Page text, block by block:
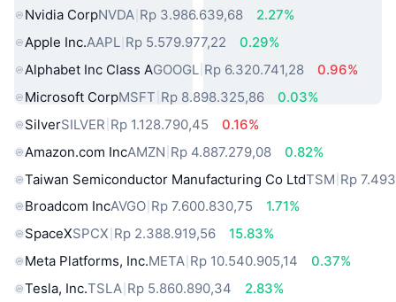
Nvidia CorpNVDA Rp 3.986.639,68
2.27%
Apple Inc.AAPL Rp 5.579.977,22
0.29%
Alphabet Inc Class AGOOGL Rp 6.320.741,28
0.96%
Microsoft CorpMSFT Rp 8.898.325,86
0.03%
SilverSILVER Rp 1.128.790,45
0.16%
Amazon.com IncAMZN Rp 4.887.279,08
0.82%
Taiwan Semiconductor Manufacturing Co LtdTSM Rp
Broadcom IncAVGO Rp 7.600.830,75
1.71%
SpaceXSPCX Rp 2.388.919,56
15.83%
Meta Platforms, Inc.META Rp 10.540.905,14
0.37%
Tesla, Inc.TSLA Rp 5.860.890,34
2.83%